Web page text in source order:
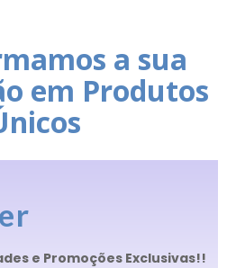
a sua
em Produtos
e Promoções Exclusivas!!